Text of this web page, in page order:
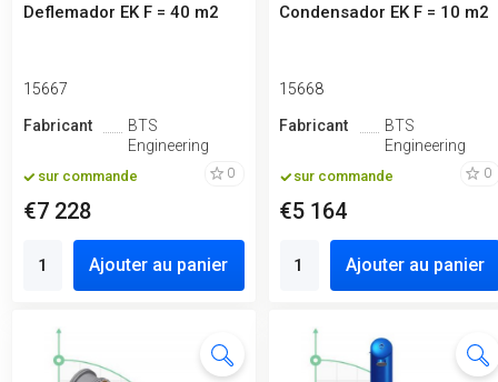
Deflemador EK F = 40 m2
15667
Fabricant
BTS
Engineering
sur commande 0
€7 228
Ajouter au panier
Condensador EK F = 10 m2
15668
Fabricant
BTS
Engineering
sur commande 0
€5 164
Ajouter au panier